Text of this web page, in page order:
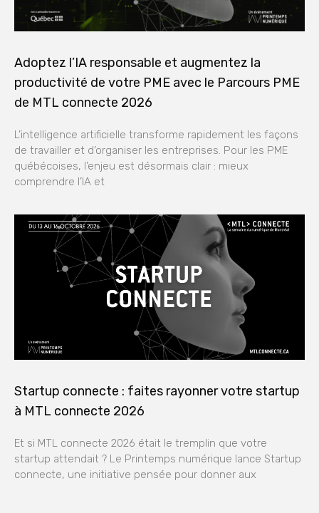
Adoptez l’IA responsable et augmentez la
productivité de votre PME avec le Parcours PME
de MTL connecte 2026
L’intelligence artificielle transforme rapidement les façons
de travailler et d’organiser les entreprises. Pour les PME
québécoises, l’enjeu est désormais clair : mieux
comprendre l’IA et
Startup connecte : faites rayonner votre startup
à MTL connecte 2026
Et si MTL connecte 2026 était le tremplin que votre
startup attendait ? Le Printemps numérique lance Startup
connecte, une initiative pensée pour donner aux